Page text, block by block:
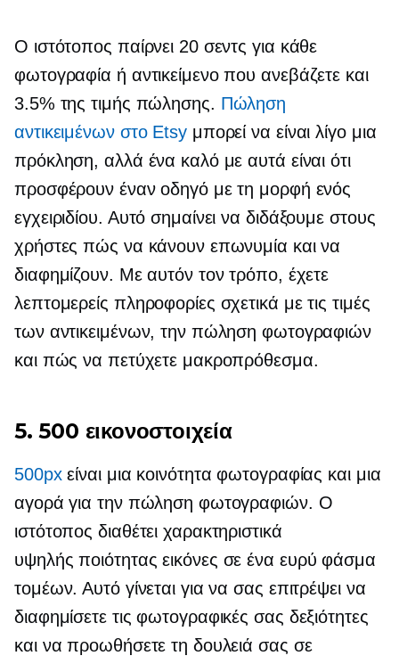
Ο ιστότοπος παίρνει 20 σεντς για κάθε
φωτογραφία ή αντικείμενο που ανεβάζετε και
3.5% της τιμής πώλησης. Πώληση
αντικειμένων στο Etsyμπορεί να είναι λίγο μια
πρόκληση, αλλά ένα καλό με αυτά είναι ότι
προσφέρουν έναν οδηγό με τη μορφή ενός
εγχειριδίου. Αυτό σημαίνει να διδάξουμε στους
χρήστες πώς να κάνουν επωνυμία και να
διαφημίζουν. Με αυτόν τον τρόπο, έχετε
λεπτομερείς πληροφορίες σχετικά με τις τιμές
των αντικειμένων, την πώληση φωτογραφιών
και πώς να πετύχετε μακροπρόθεσμα.
5. 500 εικονοστοιχεία
500pxείναι μια κοινότητα φωτογραφίας και μια
αγορά για την πώληση φωτογραφιών. Ο
ιστότοπος διαθέτει χαρακτηριστικά
υψηλής ποιότητας εικόνες σε ένα ευρύ φάσμα
τομέων. Αυτό γίνεται για να σας επιτρέψει να
διαφημίσετε τις φωτογραφικές σας δεξιότητες
και να προωθήσετε τη δουλειά σας σε